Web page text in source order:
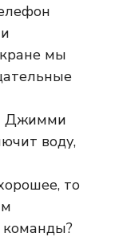
мы
Джимми
воду,
то
команды?